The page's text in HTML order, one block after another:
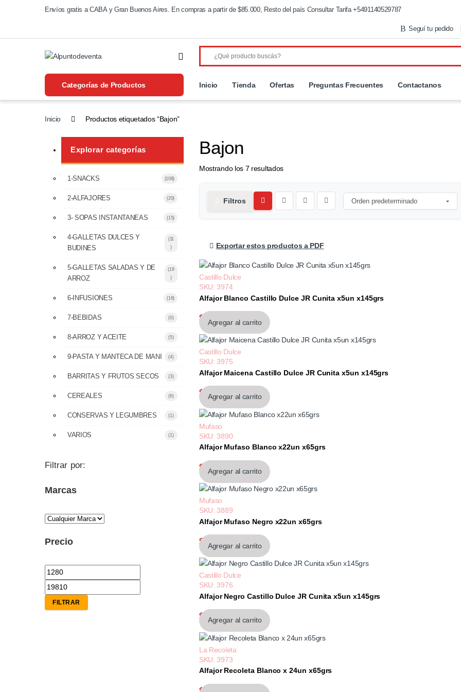
Saltar a navegación
Envíos gratis a CABA y Gran Buenos Aires. En compras a partir de $85.000, Resto del país Consultar Tarifa +5491140529787
Seguí tu pedido
Categorías de Productos Inicio Tienda Ofertas Preguntas Frecuentes Contactanos
Inicio Productos etiquetados “Bajon”
Bajon
Mostrando los 7 resultados
Filtros
Exportar estos productos a PDF
Castillo Dulce
SKU: 3974
Alfajor Blanco Castillo Dulce JR Cunita x5un x145grs
$1.282,58
Agregar al carrito
Castillo Dulce
SKU: 3975
Alfajor Maicena Castillo Dulce JR Cunita x5un x145grs
$1.282,58
Agregar al carrito
Mufaso
SKU: 3890
Alfajor Mufaso Blanco x22un x65grs
$15.711,65
Agregar al carrito
Mufaso
SKU: 3889
Alfajor Mufaso Negro x22un x65grs
$15.711,65
Agregar al carrito
Castillo Dulce
SKU: 3976
Alfajor Negro Castillo Dulce JR Cunita x5un x145grs
$1.282,58
Agregar al carrito
La Recoleta
SKU: 3973
Alfajor Recoleta Blanco x 24un x65grs
Explorar categorías
1-SNACKS (108)
2-ALFAJORES (20)
3- SOPAS INSTANTANEAS (15)
4-GALLETAS DULCES Y
BUDINES
(11
)
5-GALLETAS SALADAS Y DE
ARROZ
(19
)
6-INFUSIONES (16)
7-BEBIDAS (0)
8-ARROZ Y ACEITE (5)
9-PASTA Y MANTECA DE MANI (4)
BARRITAS Y FRUTOS SECOS (3)
CEREALES (6)
CONSERVAS Y LEGUMBRES (1)
VARIOS (1)
Filtrar por:
Marcas
Precio
Precio mínimo
Precio máximo
FILTRAR